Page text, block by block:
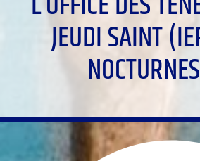
JEUDI SAINT